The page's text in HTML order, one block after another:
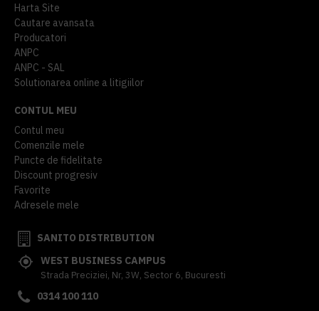
Harta Site
Cautare avansata
Producatori
ANPC
ANPC - SAL
Solutionarea online a litigiilor
CONTUL MEU
Contul meu
Comenzile mele
Puncte de fidelitate
Discount progresiv
Favorite
Adresele mele
SANITO DISTRIBUTION
WEST BUSINESS CAMPUS
Strada Preciziei, Nr, 3W, Sector 6, Bucuresti
0314 100 110